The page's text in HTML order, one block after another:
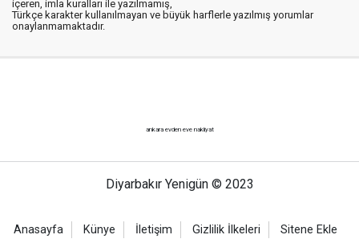
içeren, imla kuralları ile yazılmamış,
Türkçe karakter kullanılmayan ve büyük harflerle yazılmış yorumlar
onaylanmamaktadır.
ankara evden eve nakliyat
Diyarbakır Yenigün © 2023
Anasayfa Künye İletişim Gizlilik İlkeleri Sitene Ekle